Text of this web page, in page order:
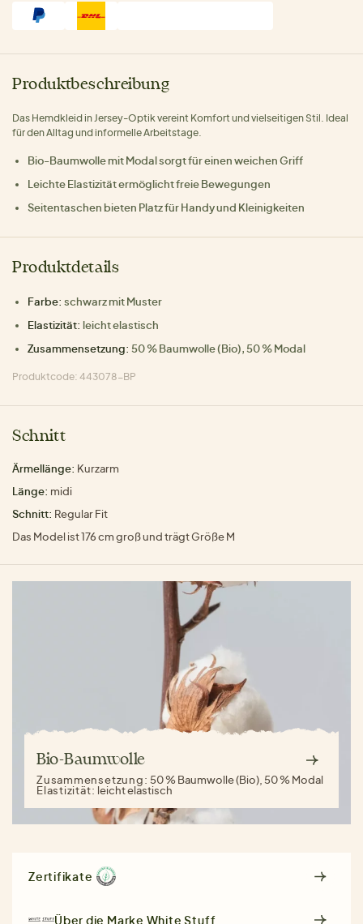
Produktbeschreibung
Das Hemdkleid in Jersey-Optik vereint Komfort und vielseitigen Stil. Ideal
für den Alltag und informelle Arbeitstage.
Bio-Baumwolle mit Modal sorgt für einen weichen Griff
Leichte Elastizität ermöglicht freie Bewegungen
Seitentaschen bieten Platz für Handy und Kleinigkeiten
Produktdetails
Farbe: schwarz mit Muster
Elastizität: leicht elastisch
Zusammensetzung: 50 % Baumwolle (Bio), 50 % Modal
Produktcode: 443078-BP
Schnitt
Ärmellänge: Kurzarm
Länge: midi
Schnitt: Regular Fit
Das Model ist 176 cm groß und trägt Größe M
Bio-Baumwolle
Zusammensetzung: 50 % Baumwolle (Bio), 50 % Modal
Elastizität: leicht elastisch
Zertifikate
Über die Marke White Stuff